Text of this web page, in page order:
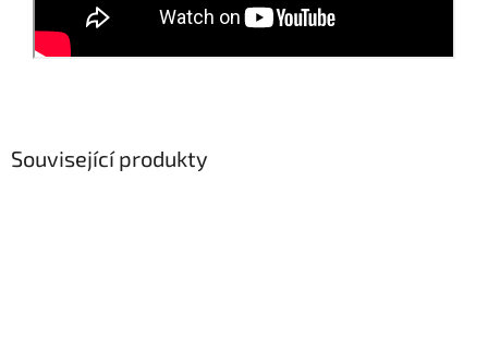
Související produkty